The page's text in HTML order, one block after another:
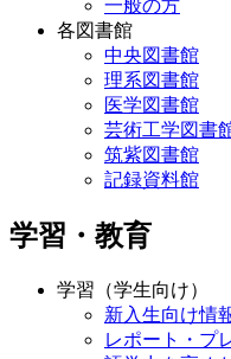
中央図書館
理系図書館
医学図書館
芸術工学図書館
筑紫図書館
記録資料館
学習・教育
学習（学生向け）
レポート・プ
語学力を高め
図書館の使い